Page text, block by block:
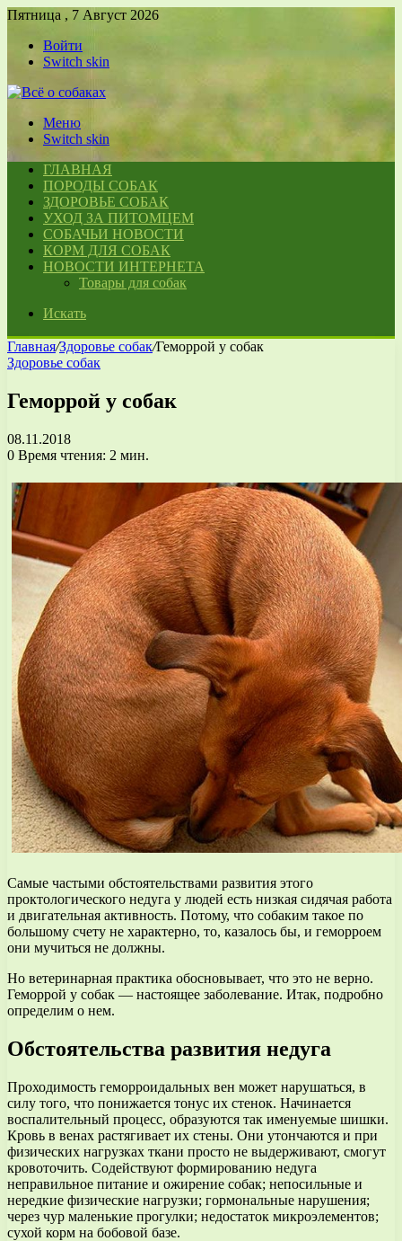
Пятница , 7 Август 2026
Войти
Switch skin
Меню
Switch skin
ГЛАВНАЯ
ПОРОДЫ СОБАК
ЗДОРОВЬЕ СОБАК
УХОД ЗА ПИТОМЦЕМ
СОБАЧЬИ НОВОСТИ
КОРМ ДЛЯ СОБАК
НОВОСТИ ИНТЕРНЕТА
Товары для собак
Искать
Главная/Здоровье собак/Геморрой у собак
Здоровье собак
Геморрой у собак
08.11.2018
0 Время чтения: 2 мин.
Самые частыми обстоятельствами развития этого
проктологического недуга у людей есть низкая сидячая работа
и двигательная активность. Потому, что собаким такое по
большому счету не характерно, то, казалось бы, и геморроем
они мучиться не должны.
Но ветеринарная практика обосновывает, что это не верно.
Геморрой у собак — настоящее заболевание. Итак, подробно
определим о нем.
Обстоятельства развития недуга
Проходимость геморроидальных вен может нарушаться, в
силу того, что понижается тонус их стенок. Начинается
воспалительный процесс, образуются так именуемые шишки.
Кровь в венах растягивает их стены. Они утончаются и при
физических нагрузках ткани просто не выдерживают, смогут
кровоточить. Содействуют формированию недуга
неправильное питание и ожирение собак; непосильные и
нередкие физические нагрузки; гормональные нарушения;
через чур маленькие прогулки; недостаток микроэлементов;
сухой корм на бобовой базе.